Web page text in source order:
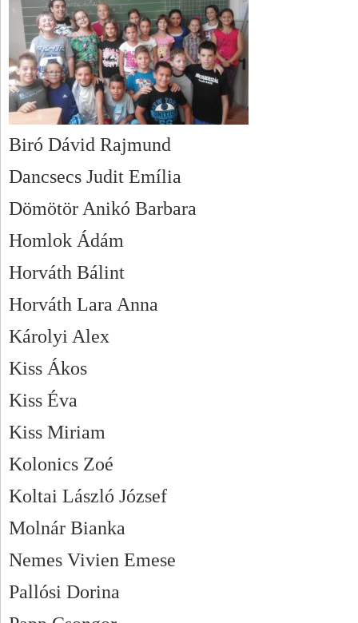
Biró Dávid Rajmund
Dancsecs Judit Emília
Dömötör Anikó Barbara
Homlok Ádám
Horváth Bálint
Horváth Lara Anna
Károlyi Alex
Kiss Ákos
Kiss Éva
Kiss Miriam
Kolonics Zoé
Koltai László József
Molnár Bianka
Nemes Vivien Emese
Pallósi Dorina